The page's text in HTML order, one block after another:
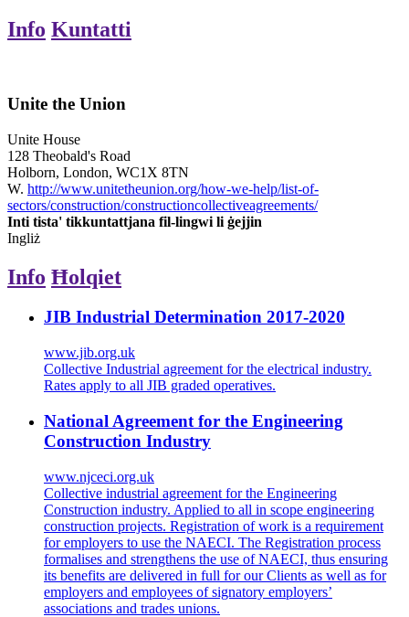
Info Kuntatti
Unite the Union
Unite House
128 Theobald's Road
Holborn, London, WC1X 8TN
W. http://www.unitetheunion.org/how-we-help/list-of-
sectors/construction/constructioncollectiveagreements/
Inti tista' tikkuntattjana fil-lingwi li ġejjin
Ingliż
Info Ħolqiet
JIB Industrial Determination 2017-2020
www.jib.org.uk
Collective Industrial agreement for the electrical industry.
Rates apply to all JIB graded operatives.
National Agreement for the Engineering
Construction Industry
www.njceci.org.uk
Collective industrial agreement for the Engineering
Construction industry. Applied to all in scope engineering
construction projects. Registration of work is a requirement
for employers to use the NAECI. The Registration process
formalises and strengthens the use of NAECI, thus ensuring
its benefits are delivered in full for our Clients as well as for
employers and employees of signatory employers’
associations and trades unions.